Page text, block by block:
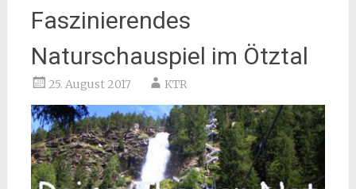
Faszinierendes
Naturschauspiel im Ötztal
25. August 2017 KTR